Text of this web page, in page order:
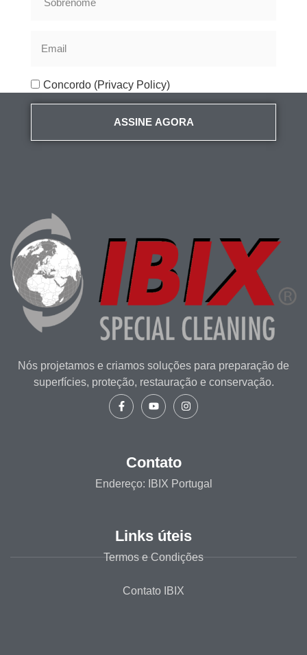
Concordo (Privacy Policy)
ASSINE AGORA
Nós projetamos e criamos soluções para preparação de
superfícies, proteção, restauração e conservação.
Contato
Endereço: IBIX Portugal
Links úteis
Termos e Condições
Contato IBIX